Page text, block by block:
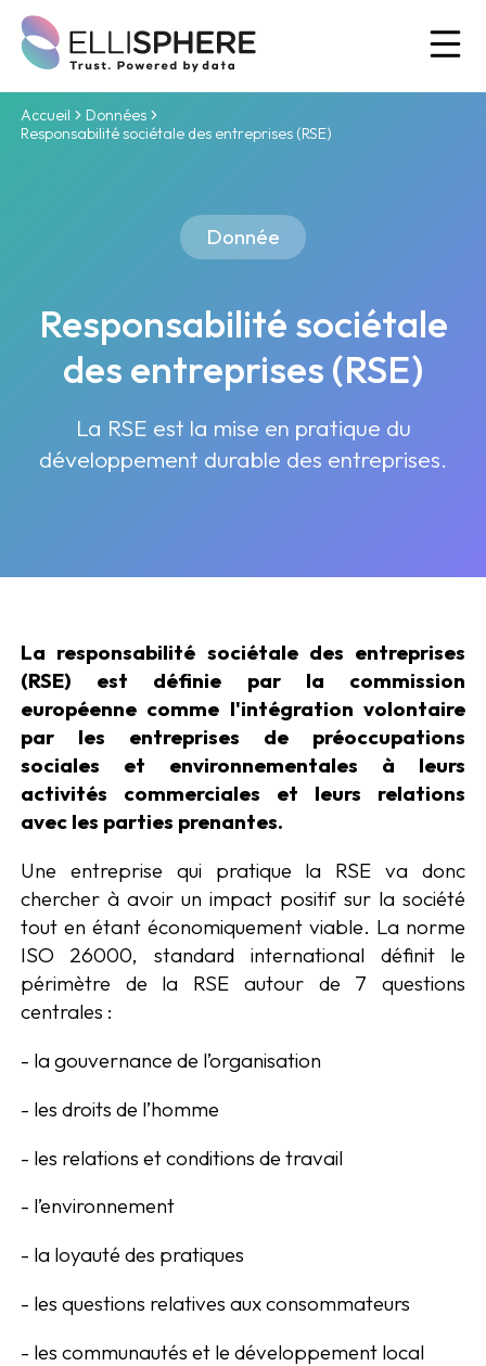
Accueil
Données
Responsabilité sociétale des entreprises (RSE)
Donnée
Responsabilité sociétale
des entreprises (RSE)
La RSE est la mise en pratique du
développement durable des entreprises.
La responsabilité sociétale des entreprises
(RSE) est définie par la commission
européenne comme l'intégration volontaire
par les entreprises de préoccupations
sociales et environnementales à leurs
activités commerciales et leurs relations
avec les parties prenantes.
Une entreprise qui pratique la RSE va donc
chercher à avoir un impact positif sur la société
tout en étant économiquement viable. La norme
ISO 26000, standard international définit le
périmètre de la RSE autour de 7 questions
centrales :
- la gouvernance de l’organisation
- les droits de l’homme
- les relations et conditions de travail
- l’environnement
- la loyauté des pratiques
- les questions relatives aux consommateurs
- les communautés et le développement local